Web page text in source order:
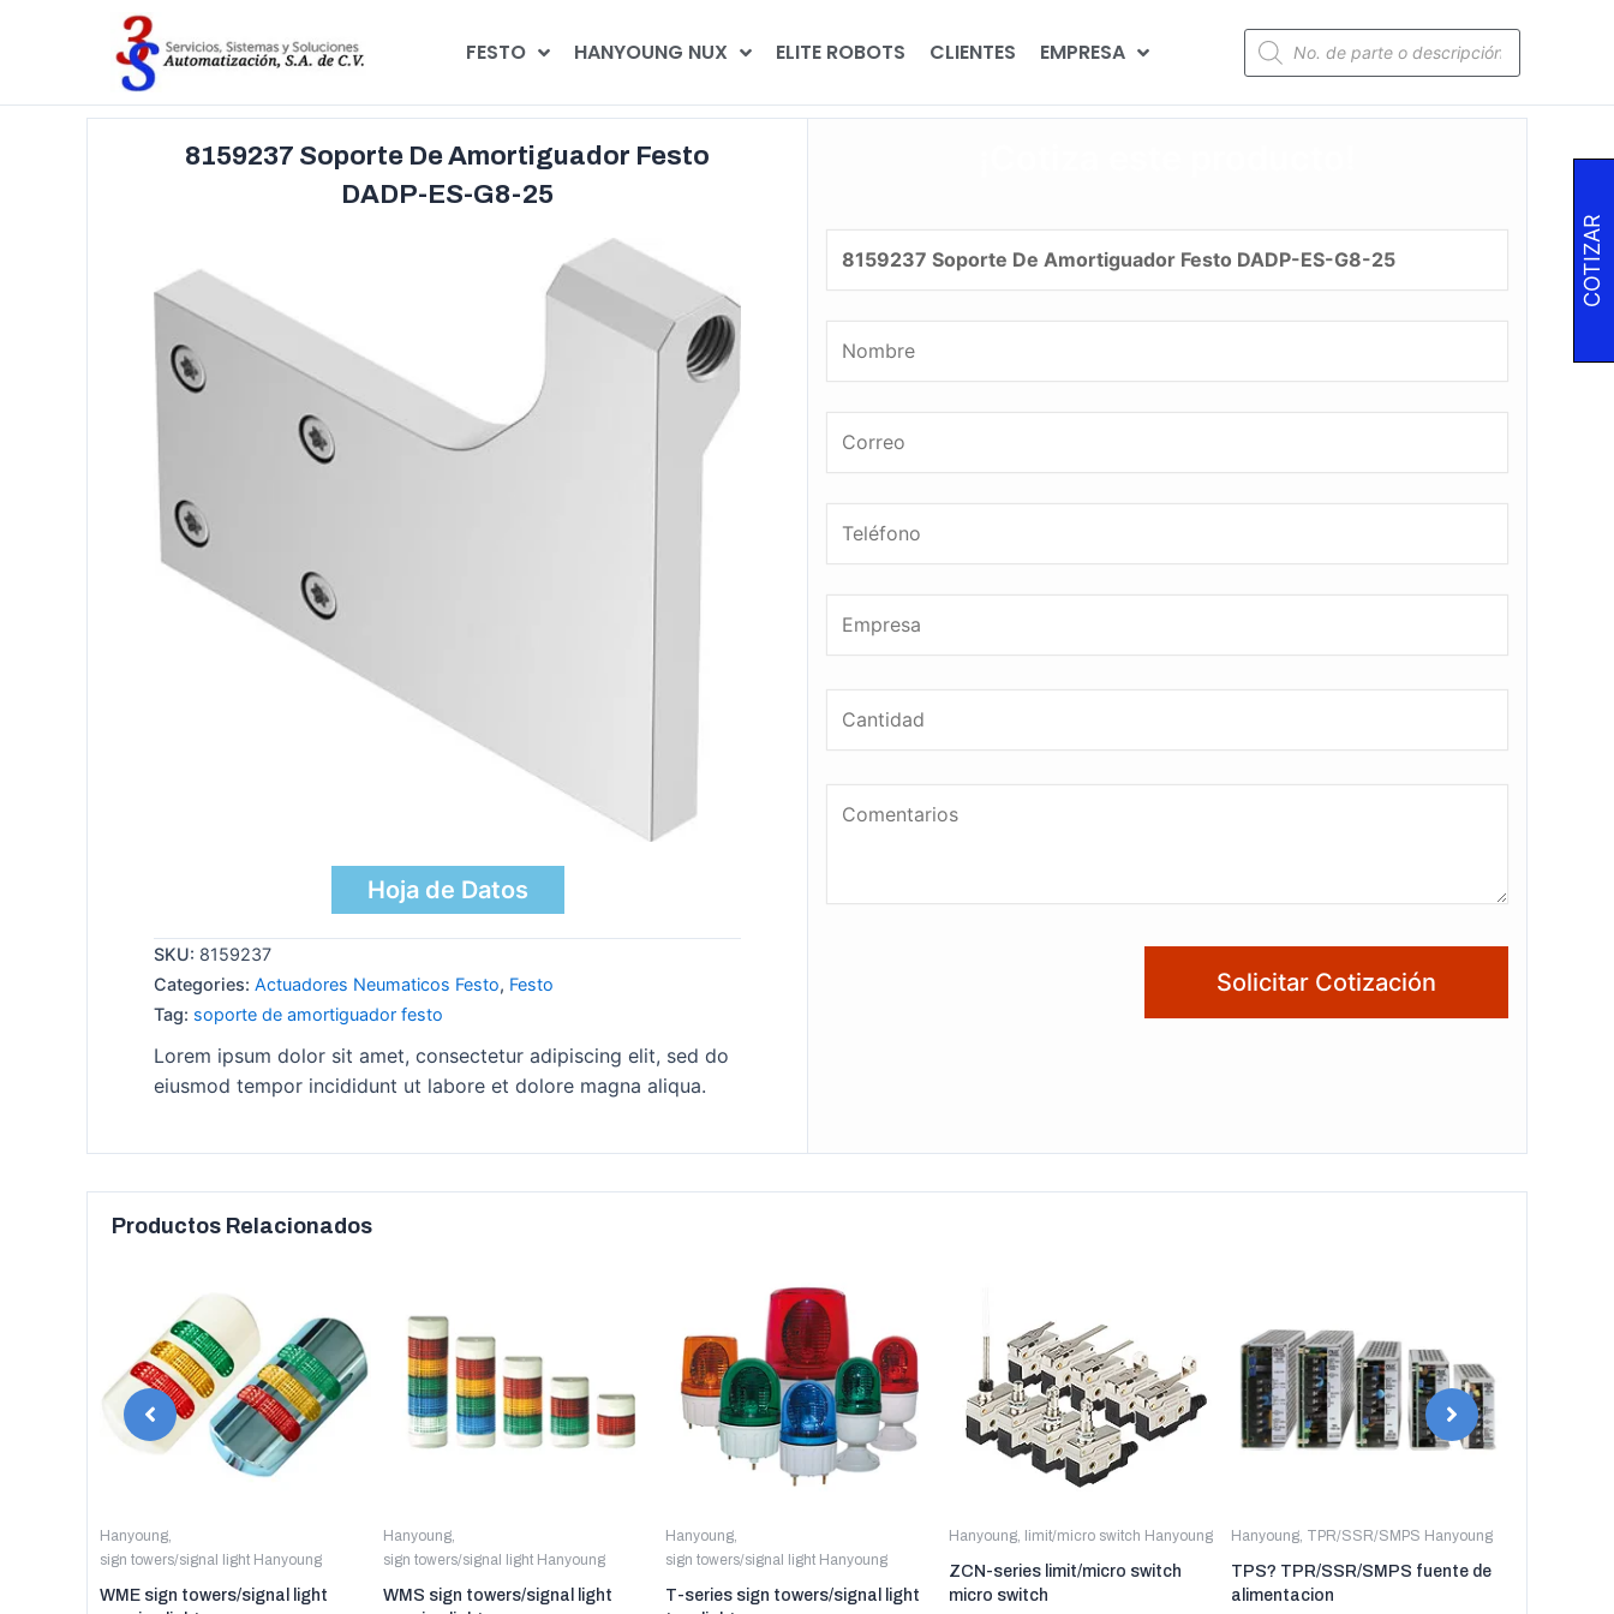
FESTO HANYOUNG NUX ELITE ROBOTS CLIENTES EMPRESA
8159237 Soporte De Amortiguador Festo
DADP-ES-G8-25
Hoja de Datos
SKU: 8159237
Categories: Actuadores Neumaticos Festo, Festo
Tag: soporte de amortiguador festo
Lorem ipsum dolor sit amet, consectetur adipiscing elit, sed do
eiusmod tempor incididunt ut labore et dolore magna aliqua.
Productos Relacionados
Hanyoung,
sign towers/signal light Hanyoung
WME sign towers/signal light
Hanyoung,
sign towers/signal light Hanyoung
WMS sign towers/signal light
Hanyoung
sign towers/signal light Hanyoung
T-series sign towers/signal light
Hanyoung, limit/micro switch Hanyoung
ZCN-series limit/micro switch
micro switch
Hanyoung TPR/SSR/SMPS Hanyoung
TPS? TPR/SSR/SMPS fuente de
alimentacion
COTIZAR